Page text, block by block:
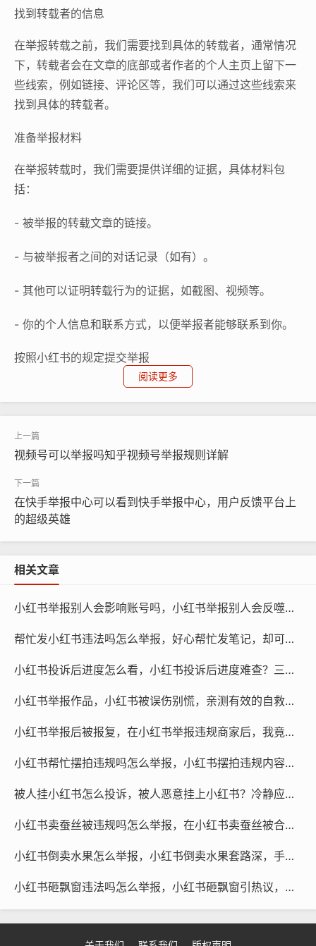
找到转载者的信息
在举报转载之前，我们需要找到具体的转载者，通常情况
下，转载者会在文章的底部或者作者的个人主页上留下一
些线索，例如链接、评论区等，我们可以通过这些线索来
找到具体的转载者。
准备举报材料
在举报转载时，我们需要提供详细的证据，具体材料包
括：
- 被举报的转载文章的链接。
- 与被举报者之间的对话记录（如有）。
- 其他可以证明转载行为的证据，如截图、视频等。
- 你的个人信息和联系方式，以便举报者能够联系到你。
按照小红书的规定提交举报
不同的小红书社区可能有不同的举报流程和要求，在提交
体规则。
注意事项
举报是一个严肃的过程，需要谨慎处理，如果举报成功，
可以进一步保护自己的权益；如果举报失败，也可以寻求
参与举报工作
境的健康，我们应该积极参与举报工作，共同推动小红书
成为一个更加公正、透明和有益于社会发展的平台。
通过以上步骤，我们可以在小红书上有效地举报转载，并
阅读更多
视频号可以举报吗知乎视频号举报规则详解
在快手举报中心可以看到快手举报中心，用户反馈平台上
的超级英雄
相关文章
小红书举报别人会影响账号吗，小红书举报别人会反噬自己的账号吗？3个真相让你清醒！
帮忙发小红书违法吗怎么举报，好心帮忙发笔记，却可能踩了法律红线？一篇讲清风险与维权路径
小红书投诉后进度怎么看，小红书投诉后进度难查？三招教你摸清处理状态，关键时刻还能找外援
小红书举报作品，小红书被误伤别慌，亲测有效的自救指南
小红书举报后被报复，在小红书举报违规商家后，我竟成了被人肉的猎物
小红书帮忙摆拍违规吗怎么举报，小红书摆拍违规内容举报指南，个人举报与专业团队协助的利弊分析
被人挂小红书怎么投诉，被人恶意挂上小红书？冷静应对，三步教你有效投诉维权
小红书卖蚕丝被违规吗怎么举报，在小红书卖蚕丝被合规吗？遇到虚假宣传如何有效举报
小红书倒卖水果怎么举报，小红书倒卖水果套路深，手把手教你投诉举报
小红书砸飘窗违法吗怎么举报，小红书砸飘窗引热议，这算违法吗？怎么举报最有效？